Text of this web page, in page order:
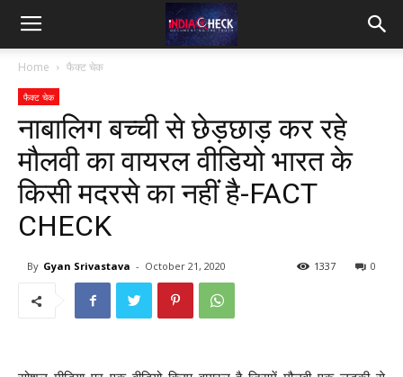
IndiaCheck
Home फैक्ट चेक
फैक्ट चेक
नाबालिग बच्ची से छेड़छाड़ कर रहे
मौलवी का वायरल वीडियो भारत के
किसी मदरसे का नहीं है-FACT
CHECK
By Gyan Srivastava - October 21, 2020 0
1337